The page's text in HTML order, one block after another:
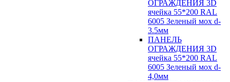
ОГРАЖДЕНИЯ 3D
ячейка 55*200 RAL
6005 Зеленый мох d-
3.5мм
ПАНЕЛЬ
ОГРАЖДЕНИЯ 3D
ячейка 55*200 RAL
6005 Зеленый мох d-
4,0мм